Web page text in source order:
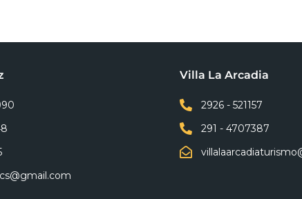
Villa La Arcadia

2926 - 521157

291 - 4707387
